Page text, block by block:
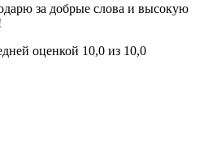
за добрые слова и высокую
оценкой 10,0 из 10,0